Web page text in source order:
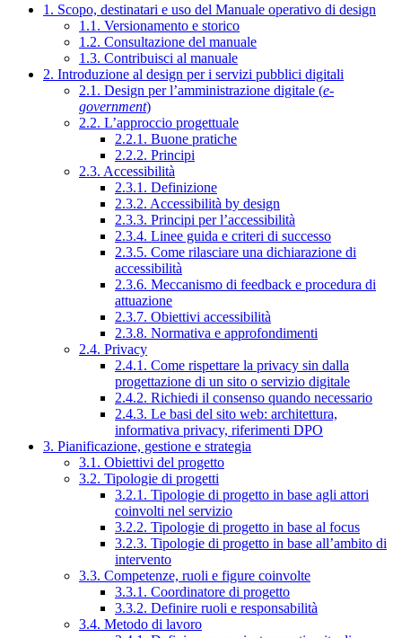
1. Scopo, destinatari e uso del Manuale operativo di design
1.1. Versionamento e storico
1.2. Consultazione del manuale
1.3. Contribuisci al manuale
2. Introduzione al design per i servizi pubblici digitali
2.1. Design per l’amministrazione digitale (e-
government)
2.2. L’approccio progettuale
2.2.1. Buone pratiche
2.2.2. Principi
2.3. Accessibilità
2.3.1. Definizione
2.3.2. Accessibilità by design
2.3.3. Principi per l’accessibilità
2.3.4. Linee guida e criteri di successo
2.3.5. Come rilasciare una dichiarazione di
accessibilità
2.3.6. Meccanismo di feedback e procedura di
attuazione
2.3.7. Obiettivi accessibilità
2.3.8. Normativa e approfondimenti
2.4. Privacy
2.4.1. Come rispettare la privacy sin dalla
progettazione di un sito o servizio digitale
2.4.2. Richiedi il consenso quando necessario
2.4.3. Le basi del sito web: architettura,
informativa privacy, riferimenti DPO
3. Pianificazione, gestione e strategia
3.1. Obiettivi del progetto
3.2. Tipologie di progetti
3.2.1. Tipologie di progetto in base agli attori
coinvolti nel servizio
3.2.2. Tipologie di progetto in base al focus
3.2.3. Tipologie di progetto in base all’ambito di
intervento
3.3. Competenze, ruoli e figure coinvolte
3.3.1. Coordinatore di progetto
3.3.2. Definire ruoli e responsabilità
3.4. Metodo di lavoro